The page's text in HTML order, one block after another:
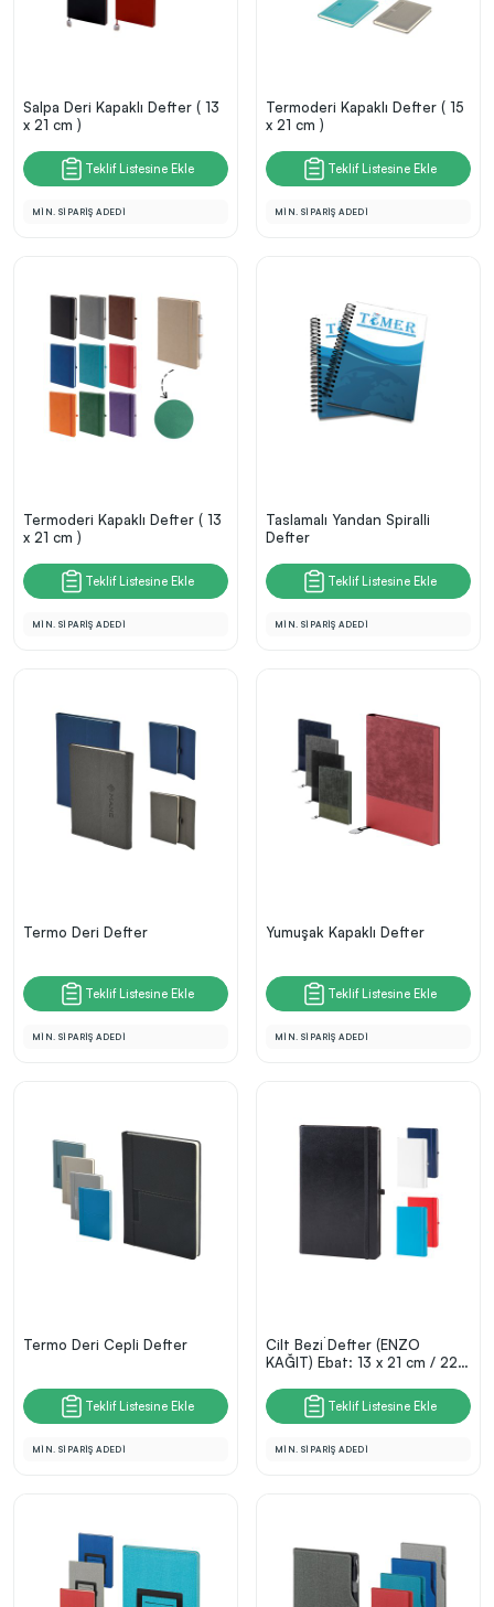
Salpa Deri Kapaklı Defter ( 13
x 21 cm )
Teklif Listesine Ekle
MİN. SİPARİŞ ADEDİ
Termoderi Kapaklı Defter ( 15
x 21 cm )
Teklif Listesine Ekle
MİN. SİPARİŞ ADEDİ
Termoderi Kapaklı Defter ( 13
x 21 cm )
Teklif Listesine Ekle
MİN. SİPARİŞ ADEDİ
Taslamalı Yandan Spiralli
Defter
Teklif Listesine Ekle
MİN. SİPARİŞ ADEDİ
Termo Deri Defter
Teklif Listesine Ekle
MİN. SİPARİŞ ADEDİ
Yumuşak Kapaklı Defter
Teklif Listesine Ekle
MİN. SİPARİŞ ADEDİ
Termo Deri Cepli Defter
Teklif Listesine Ekle
MİN. SİPARİŞ ADEDİ
Cilt Bezi̇ Defter (ENZO
KAĞIT) Ebat: 13 x 21 cm / 224
Teklif Listesine Ekle
MİN. SİPARİŞ ADEDİ